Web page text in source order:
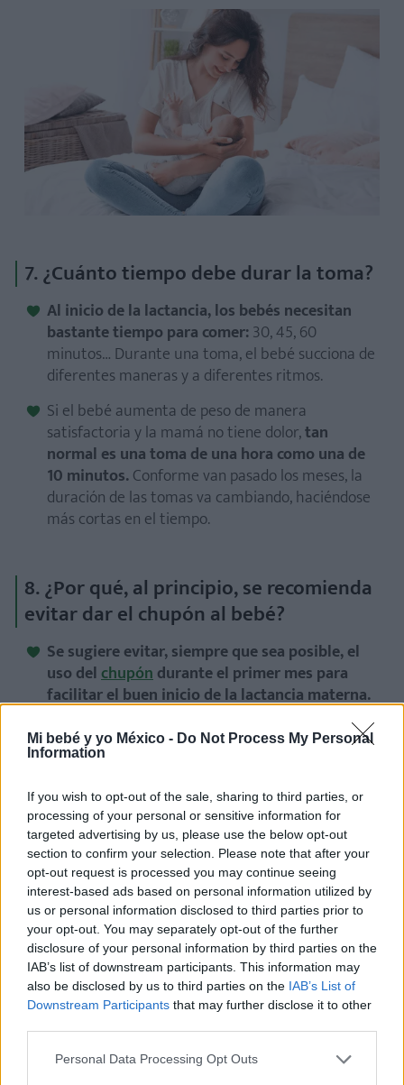
Mi bebé y yo México - Do Not Process My Personal
Information
If you wish to opt-out of the sale, sharing to third parties, or
processing of your personal or sensitive information for
targeted advertising by us, please use the below opt-out
section to confirm your selection. Please note that after your
opt-out request is processed you may continue seeing
interest-based ads based on personal information utilized by
us or personal information disclosed to third parties prior to
your opt-out. You may separately opt-out of the further
disclosure of your personal information by third parties on the
IAB’s list of downstream participants. This information may
also be disclosed by us to third parties on the IAB’s List of
Downstream Participants that may further disclose it to other
Personal Data Processing Opt Outs
7. ¿Cuánto tiempo debe durar la toma?
Al inicio de la lactancia, los bebés necesitan
bastante tiempo para comer:30, 45, 60
minutos… Durante una toma, el bebé succiona de
diferentes maneras y a diferentes ritmos.
Si el bebé aumenta de peso de manera
satisfactoria y la mamá no tiene dolor,tan
normal es una toma de una hora como una de
10 minutos.Conforme van pasado los meses, la
duración de las tomas va cambiando, haciéndose
más cortas en el tiempo.
8. ¿Por qué, al principio, se recomienda
evitar dar el chupón al bebé?
Se sugiere evitar, siempre que sea posible, el
uso delchupóndurante el primer mes para
facilitar el buen inicio de la lactancia materna.
Una vez establecida correctamente la lactancia, si
los padres lo desean, es una opción de crianza.
desventajas; hay que informar y que
cada familia elija la mejor opción para ellos.
probable que, al principio, el bebé lo rechace, ya
que no es el pecho. Por este motivo,muchos
bebés alimentados al pecho no usan chupón.
Ana Gallego Mahiques
- Matrona
Matrona Centro de Salud GRAO de
lasaforalpit.blogspot.com